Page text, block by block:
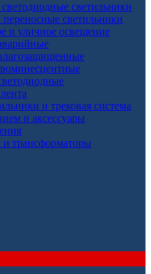
светильники
светильники
и уличное освещение
и трековая система
и аксессуары
трансформаторы